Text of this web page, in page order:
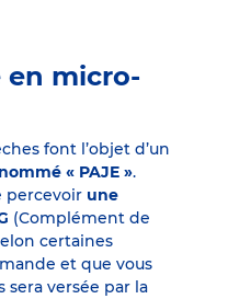
en micro-
font l’objet d’un
« PAJE ».
percevoir une
(Complément de
certaines
et que vous
versée par la